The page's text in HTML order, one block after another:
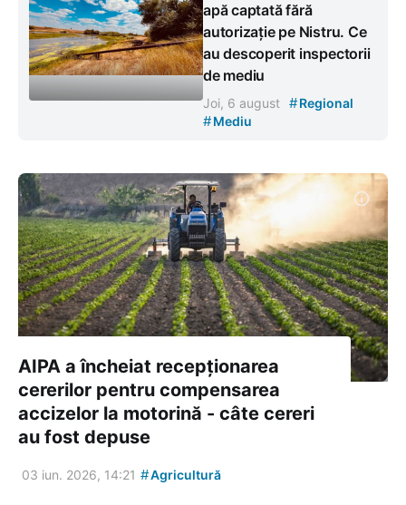
apă captată fără
autorizație pe Nistru. Ce
au descoperit inspectorii
de mediu
Joi, 6 august #Regional
#Mediu
AIPA a încheiat recepționarea
cererilor pentru compensarea
accizelor la motorină - câte cereri
au fost depuse
03 iun. 2026, 14:21 #Agricultură